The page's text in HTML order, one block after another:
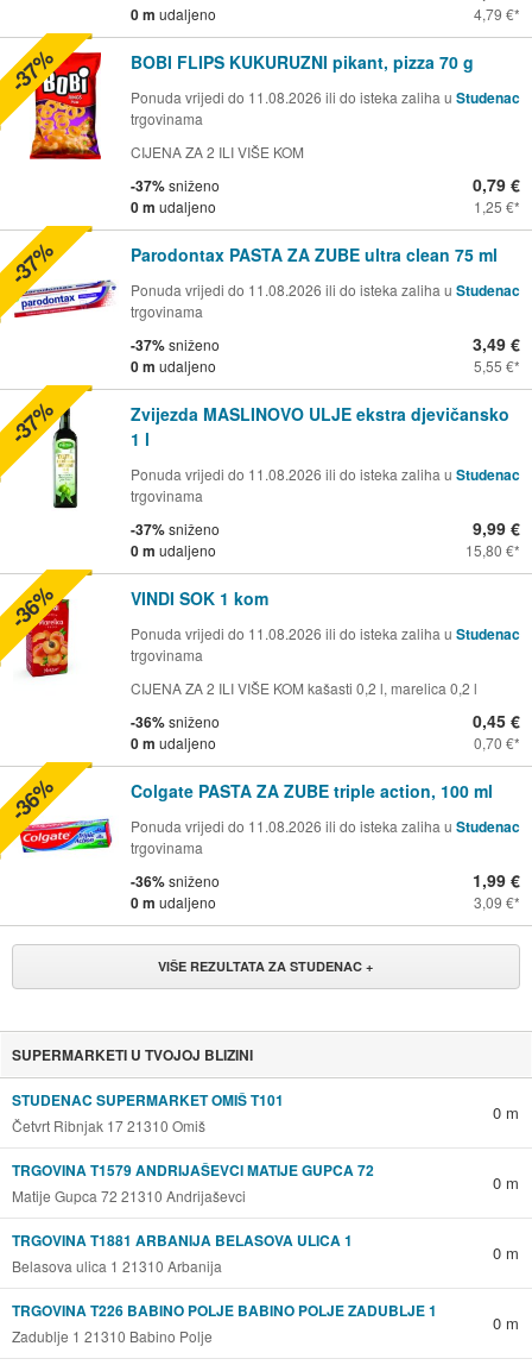
0 m udaljeno 4,79 €
BOBI FLIPS KUKURUZNI pikant, pizza 70 g
Ponuda vrijedi do 11.08.2026 ili do isteka zaliha u Studenac
trgovinama
CIJENA ZA 2 ILI VIŠE KOM
-37%sniženo
0 m udaljeno
0,79 €
1,25 €
-37%
Parodontax PASTA ZA ZUBE ultra clean 75 ml
Ponuda vrijedi do 11.08.2026 ili do isteka zaliha u Studenac
trgovinama
-37%sniženo
0 m udaljeno
3,49 €
5,55 €
-37%
Zvijezda MASLINOVO ULJE ekstra djevičansko
1 l
Ponuda vrijedi do 11.08.2026 ili do isteka zaliha u Studenac
trgovinama
-37%sniženo
0 m udaljeno
9,99 €
15,80 €
-37%
VINDI SOK 1 kom
Ponuda vrijedi do 11.08.2026 ili do isteka zaliha u Studenac
trgovinama
CIJENA ZA 2 ILI VIŠE KOM kašasti 0,2 l, marelica 0,2 l
-36%sniženo
0 m udaljeno
0,45 €
0,70 €
-36%
Colgate PASTA ZA ZUBE triple action, 100 ml
Ponuda vrijedi do 11.08.2026 ili do isteka zaliha u Studenac
trgovinama
-36%sniženo
0 m udaljeno
1,99 €
3,09 €
-36%
VIŠE REZULTATA ZA STUDENAC +
SUPERMARKETI U TVOJOJ BLIZINI
STUDENAC SUPERMARKET OMIŠ T101
Četvrt Ribnjak 17 21310 Omiš
0 m
TRGOVINA T1579 ANDRIJAŠEVCI MATIJE GUPCA 72
Matije Gupca 72 21310 Andrijaševci
0 m
TRGOVINA T1881 ARBANIJA BELASOVA ULICA 1
Belasova ulica 1 21310 Arbanija
0 m
TRGOVINA T226 BABINO POLJE BABINO POLJE ZADUBLJE 1
Zadublje 1 21310 Babino Polje
0 m